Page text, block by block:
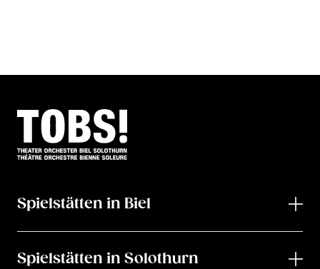
Spielstätten in Biel
Spielstätten in Solothurn